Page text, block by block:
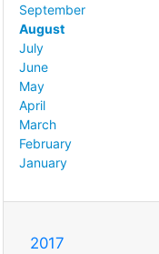
September
August
July
June
May
April
March
February
January
2017